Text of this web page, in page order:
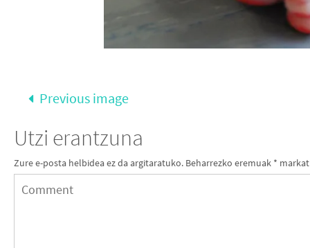
Previous image
Utzi erantzuna
Zure e-posta helbidea ez da argitaratuko. Beharrezko eremuak *